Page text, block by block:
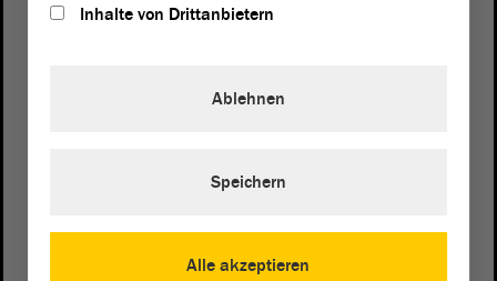
von Sachsen-Anhalt
Inhalte von Drittanbietern
Alle akzeptieren
Ablehnen
Speichern